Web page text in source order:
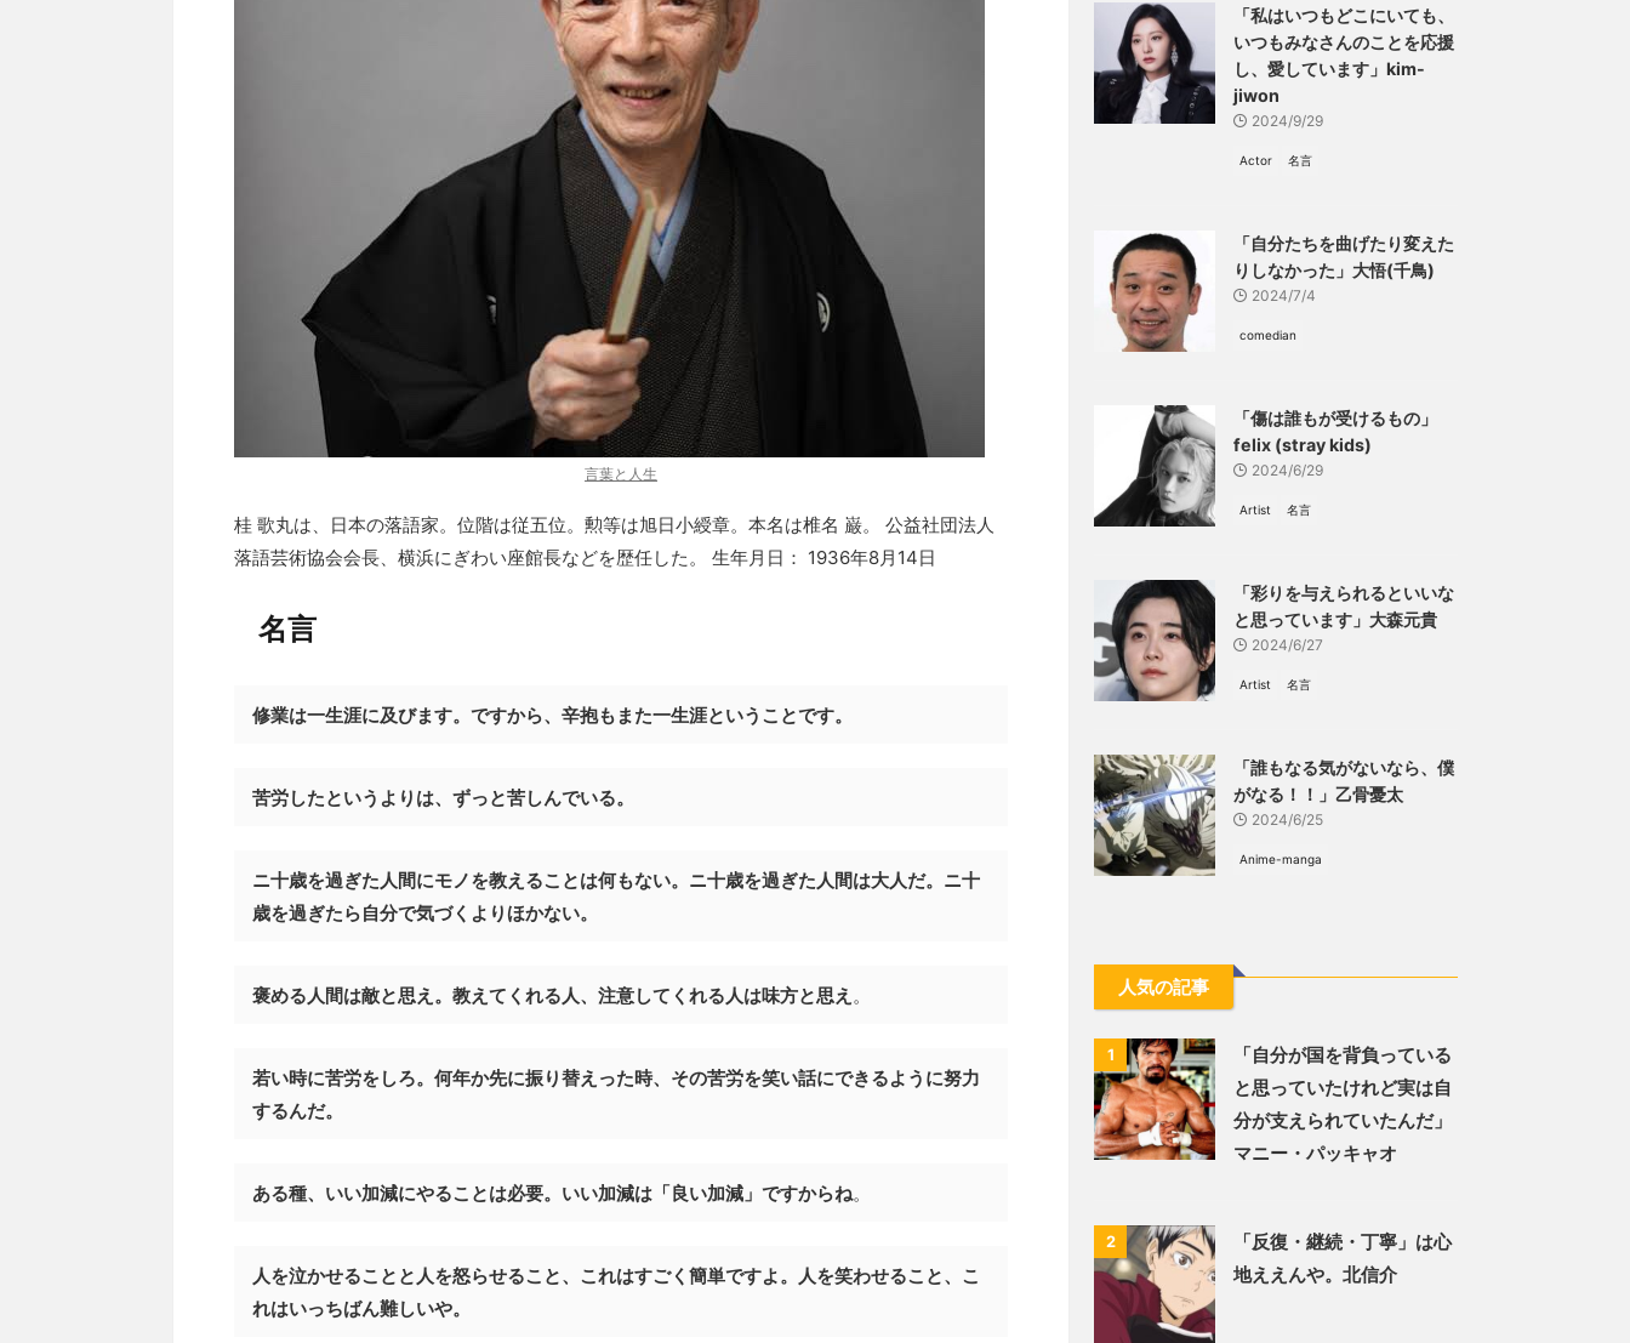
言葉と人生
桂 歌丸は、日本の落語家。位階は従五位。勲等は旭日小綬章。本名は椎名 巌。 公益社団法人
落語芸術協会会長、横浜にぎわい座館長などを歴任した。 生年月日： 1936年8月14日
名言
修業は一生涯に及びます。ですから、辛抱もまた一生涯ということです。
苦労したというよりは、ずっと苦しんでいる。
ニ十歳を過ぎた人間にモノを教えることは何もない。ニ十歳を過ぎた人間は大人だ。ニ十
歳を過ぎたら自分で気づくよりほかない。
褒める人間は敵と思え。教えてくれる人、注意してくれる人は味方と思え 。
若い時に苦労をしろ。何年か先に振り替えった時、その苦労を笑い話にできるように努力
するんだ。
ある種、いい加減にやることは必要。いい加減は「良い加減」ですからね。
人を泣かせることと人を怒らせること、これはすごく簡単ですよ。人を笑わせること、こ
れはいっちばん難しいや。
「私はいつもどこにいても、
いつもみなさんのことを応援
し、愛しています」kim-
jiwon
2024/9/29
Actor 名言
「自分たちを曲げたり変えた
りしなかった」大悟(千鳥)
2024/7/4
comedian
「傷は誰もが受けるもの」
felix (stray kids)
2024/6/29
Artist 名言
「彩りを与えられるといいな
と思っています」大森元貴
2024/6/27
Artist 名言
「誰もなる気がないなら、僕
がなる！！」乙骨憂太
2024/6/25
Anime-manga
人気の記事
1
「自分が国を背負っている
と思っていたけれど実は自
分が支えられていたんだ」
マニー・パッキャオ
2
「反復・継続・丁寧」は心
地ええんや。北信介